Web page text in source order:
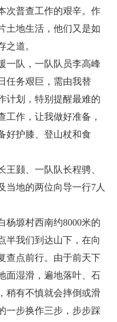
次普查工作的艰辛。作
土地生活，他们又是如
之道。
一队，一队队员李高峰
任务艰巨，需由我替
计划，特别提醒最难的
工作，让我做好准备，
好护膝、登山杖和食
王颢、一队队长程骋、
当地的两位向导一行7人
杨塬村西南约8000米的
半我们到达山下，在向
查点前行。由于前天下
面湿滑，遍地落叶、石
稍有不慎就会摔倒或滑
一步换作三步，步步踩